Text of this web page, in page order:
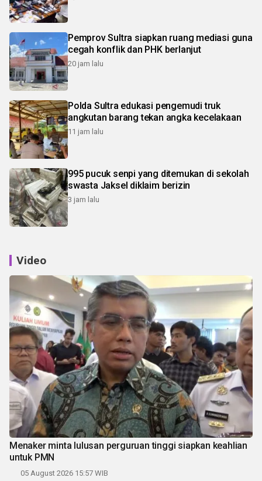
Pemprov Sultra siapkan ruang mediasi guna
cegah konflik dan PHK berlanjut
20 jam lalu
Polda Sultra edukasi pengemudi truk
angkutan barang tekan angka kecelakaan
11 jam lalu
995 pucuk senpi yang ditemukan di sekolah
swasta Jaksel diklaim berizin
3 jam lalu
Video
Menaker minta lulusan perguruan tinggi siapkan keahlian
untuk PMN
05 August 2026 15:57 WIB